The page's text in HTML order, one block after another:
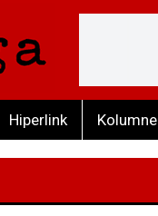
Hiperlink Kolumne